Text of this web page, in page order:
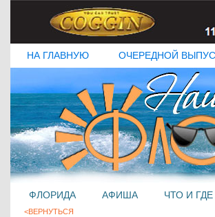
НА ГЛАВНУЮ ОЧЕРЕДНОЙ
ФЛОРИДА АФИША ЧТО И ГДЕ
<ВЕРНУТЬСЯ